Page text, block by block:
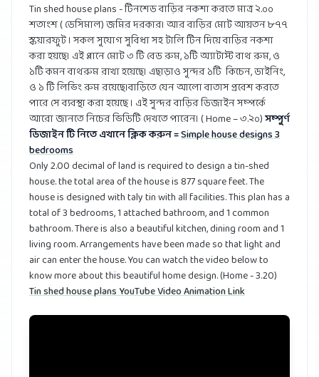
Tin shed house plans - টিনশেড বাড়ির নকশা করতে মাত্র ২.০০
শতাংশ ( ডেসিমাল) জমির দরকার। আর বাড়ির মোট আয়তন ৮৭৭
স্কয়ারফুট । সকল সুযোগ সুবিধা সহ টালি টিন দিয়ে বাড়ির নকশা
করা হয়ছে। এই প্লানে মোট ৩ টি বেড রুম, ১টি অ্যাটাস্ট বাথ রুম, ও
১টি কমন বাথরুম রাখা হয়েছে। এছাড়াও সুন্দর ১টি কিচেন, ডাইনিং,
ও ১ টি লিভিং রুম রয়েছে।বাড়িতে যেন আলো বাতাস প্রবেশ করতে
পারে সে ব্যবস্থা করা হয়েছে । এই সুন্দর বাড়ির ডিজাইন সম্পর্কে
আরো জানতে নিচের ভিডিটি দেখতে পারেন। ( Home – ৩.২০)সম্পুর্ণ
ডিজাইন টি নিতে এখানে ক্লিক করুন =Simple house designs 3
bedrooms
Only 2.00 decimal of land is required to design a tin-shed
house. the total area of ​​the house is 877 square feet. The
house is designed with taly tin with all facilities. This plan has a
total of 3 bedrooms, 1 attached bathroom, and 1 common
bathroom. There is also a beautiful kitchen, dining room and 1
living room. Arrangements have been made so that light and
air can enter the house. You can watch the video below to
know more about this beautiful home design. (Home - 3.20)
Tin shed house plans YouTube Video Animation Link